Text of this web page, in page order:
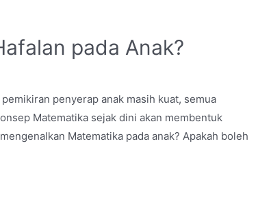
pada Anak?
penyerap anak masih kuat, semua
Matematika sejak dini akan membentuk
Matematika pada anak? Apakah boleh